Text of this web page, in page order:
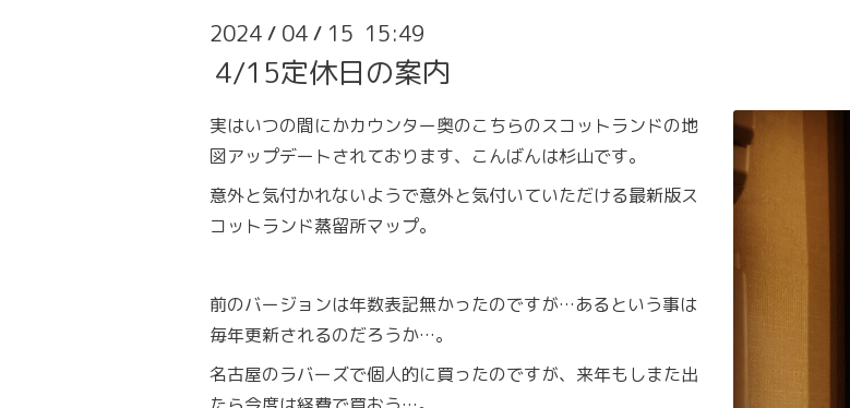
2024 / 04 / 15 15:49
4/15定休日の案内
実はいつの間にかカウンター奥のこちらのスコットランドの地
図アップデートされております、こんばんは杉山です。
意外と気付かれないようで意外と気付いていただける最新版ス
コットランド蒸留所マップ。
前のバージョンは年数表記無かったのですが…あるという事は
毎年更新されるのだろうか…。
名古屋のラバーズで個人的に買ったのですが、来年もしまた出